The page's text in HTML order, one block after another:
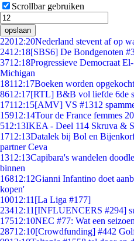
Scrollbar gebruiken
opslaan
22012:20Nederland stevent af op
2412:18[SBS6] De Bondgenoten
3712:18Progressieve Democraat
Michigan
18112:17Boeken worden
8612:17[RTL] B&B vol liefde 6de
17112:15[AMV] VS #1312
15912:14Tour de France femmes
512:13IKEA - Deel 114 Skruva &
1712:13Datalek bij Bol en
partner Ceva
1312:13Capibara's wandelen
binnen
16812:12Gianni Infantino doet
kopen'
10012:11 [La Liga #177]
23412:11 [INFLUENCERS #294]
17512:10NEC #77: Wat een
28712:10[Crowdfunding] #442